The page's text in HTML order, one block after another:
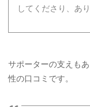
してくださり、あ
サポーターの支えも
性の口コミです。